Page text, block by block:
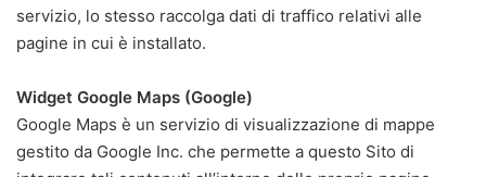
servizio, lo stesso raccolga dati di traffico relativi alle
pagine in cui è installato.
Widget Google Maps (Google)
Google Maps è un servizio di visualizzazione di mappe
gestito da Google Inc. che permette a questo Sito di